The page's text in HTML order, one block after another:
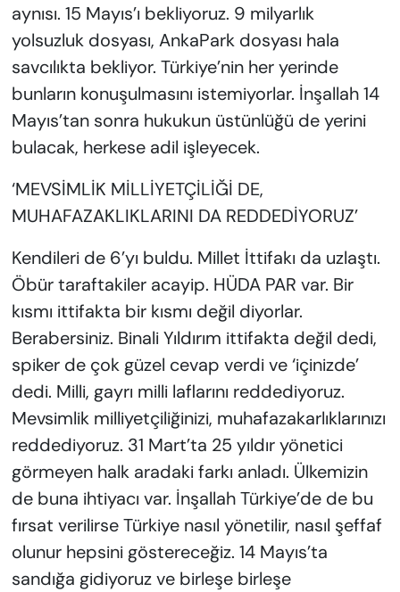
aynısı. 15 Mayıs’ı bekliyoruz. 9 milyarlık
yolsuzluk dosyası, AnkaPark dosyası hala
savcılıkta bekliyor. Türkiye’nin her yerinde
bunların konuşulmasını istemiyorlar. İnşallah 14
Mayıs’tan sonra hukukun üstünlüğü de yerini
bulacak, herkese adil işleyecek.
‘MEVSİMLİK MİLLİYETÇİLİĞİ DE,
MUHAFAZAKLIKLARINI DA REDDEDİYORUZ’
Kendileri de 6’yı buldu. Millet İttifakı da uzlaştı.
Öbür taraftakiler acayip. HÜDA PAR var. Bir
kısmı ittifakta bir kısmı değil diyorlar.
Berabersiniz. Binali Yıldırım ittifakta değil dedi,
spiker de çok güzel cevap verdi ve ‘içinizde’
dedi. Milli, gayrı milli laflarını reddediyoruz.
Mevsimlik milliyetçiliğinizi, muhafazakarlıklarınızı
reddediyoruz. 31 Mart’ta 25 yıldır yönetici
görmeyen halk aradaki farkı anladı. Ülkemizin
de buna ihtiyacı var. İnşallah Türkiye’de de bu
fırsat verilirse Türkiye nasıl yönetilir, nasıl şeffaf
olunur hepsini göstereceğiz. 14 Mayıs’ta
sandığa gidiyoruz ve birleşe birleşe